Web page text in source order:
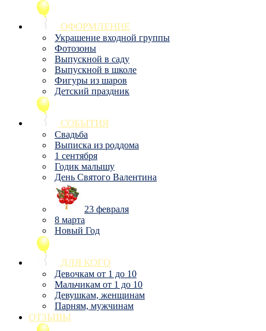
ОФОРМЛЕНИЕ
Украшение входной группы
Фотозоны
Выпускной в саду
Выпускной в школе
Фигуры из шаров
Детский праздник
СОБЫТИЯ
Свадьба
Выписка из роддома
1 сентября
Годик малышу
День Святого Валентина
23 февраля
8 марта
Новый Год
ДЛЯ КОГО
Девочкам от 1 до 10
Мальчикам от 1 до 10
Девушкам, женщинам
Парням, мужчинам
ОТЗЫВЫ